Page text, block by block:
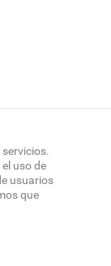
uso de
usuarios
que